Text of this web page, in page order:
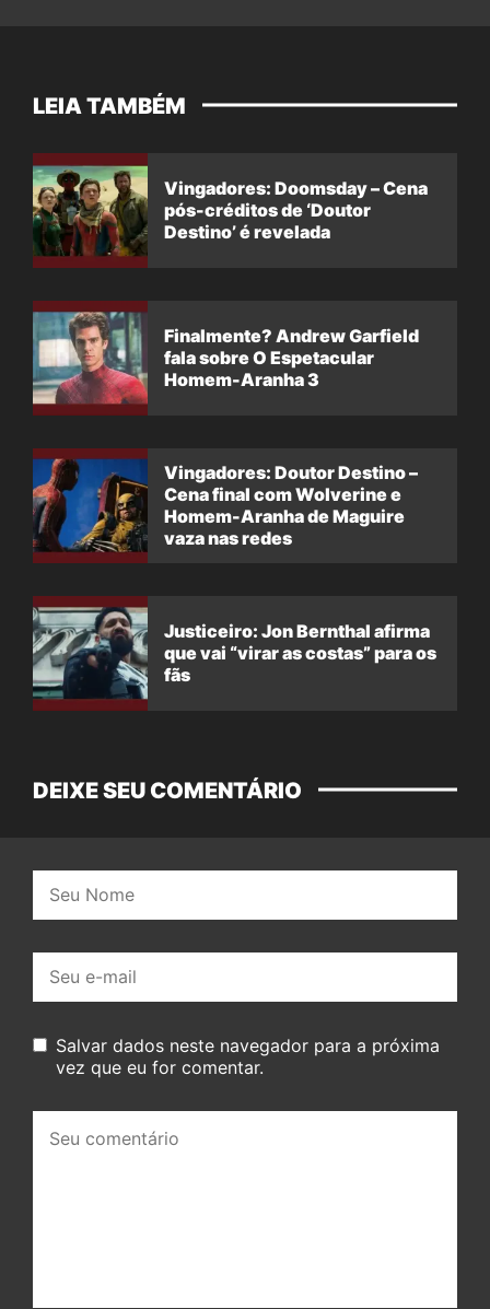
LEIA TAMBÉM
Vingadores: Doomsday – Cena
pós-créditos de ‘Doutor
Destino’ é revelada
Finalmente? Andrew Garfield
fala sobre O Espetacular
Homem-Aranha 3
Vingadores: Doutor Destino –
Cena final com Wolverine e
Homem-Aranha de Maguire
vaza nas redes
Justiceiro: Jon Bernthal afirma
que vai “virar as costas” para os
fãs
DEIXE SEU COMENTÁRIO
mail:
Salvar dados neste navegador para a próxima
vez que eu for comentar.
comentário: